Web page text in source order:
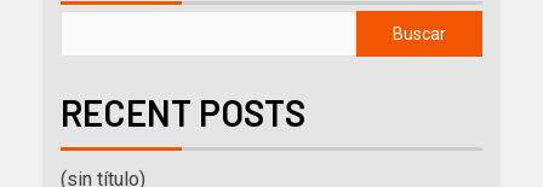
Buscar
RECENT POSTS
(sin título)